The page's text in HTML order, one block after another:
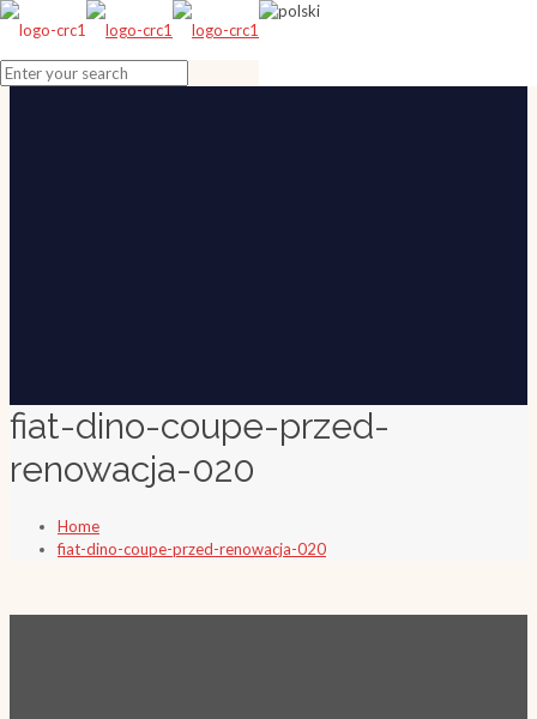
fiat-dino-coupe-przed-
renowacja-020
Home
fiat-dino-coupe-przed-renowacja-020